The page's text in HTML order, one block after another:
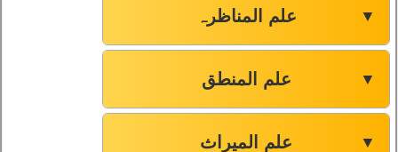
علم المناظرہ ▼
علم المنطق ▼
علم المیراث ▼